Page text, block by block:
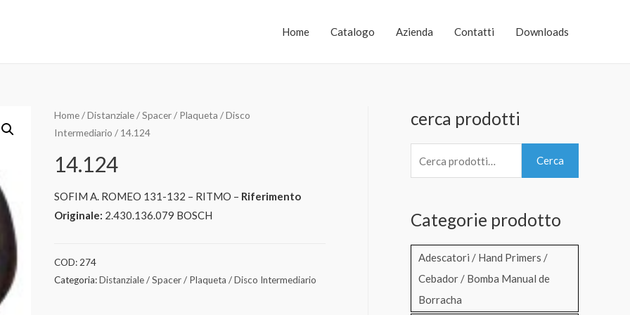
Home Catalogo Azienda Contatti Downloads
Home/Distanziale / Spacer / Plaqueta / Disco
Intermediario / 14.124
14.124
SOFIM A. ROMEO 131-132 – RITMO – Riferimento
Originale: 2.430.136.079 BOSCH
COD: 274
Categoria:Distanziale / Spacer / Plaqueta / Disco Intermediario
cerca prodotti
e
c
Cerca
Categorie prodotto
Adescatori / Hand Primers /
Cebador / Bomba Manual de
Borracha